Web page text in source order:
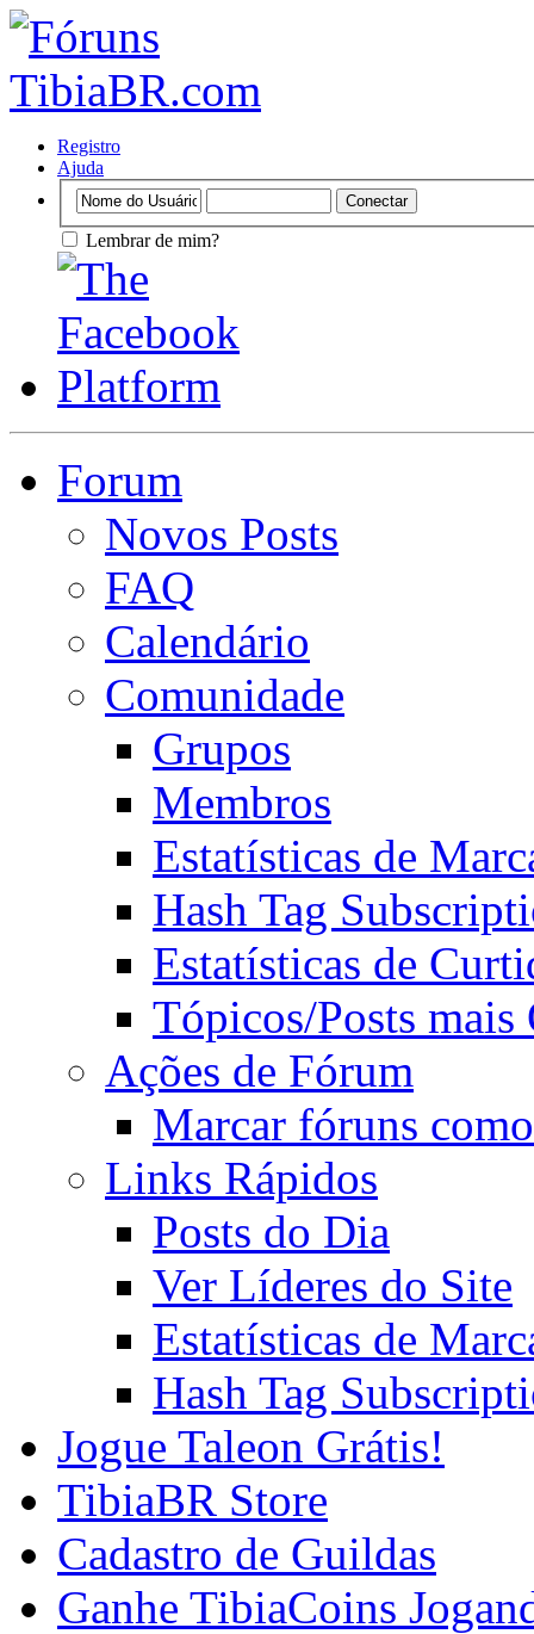
Registro
Ajuda
Lembrar de mim?
Forum
Novos Posts
FAQ
Calendário
Comunidade
Grupos
Membros
Estatísticas de
Hash Tag
Estatísticas de
Tópicos/Posts mais
Ações de Fórum
Marcar fóruns
Links Rápidos
Posts do Dia
Ver Líderes do Site
Estatísticas de
Hash Tag
Jogue Taleon Grátis!
TibiaBR Store
Cadastro de Guildas
Ganhe TibiaCoins